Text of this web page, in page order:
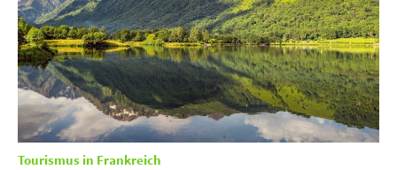
Tourismus in Frankreich